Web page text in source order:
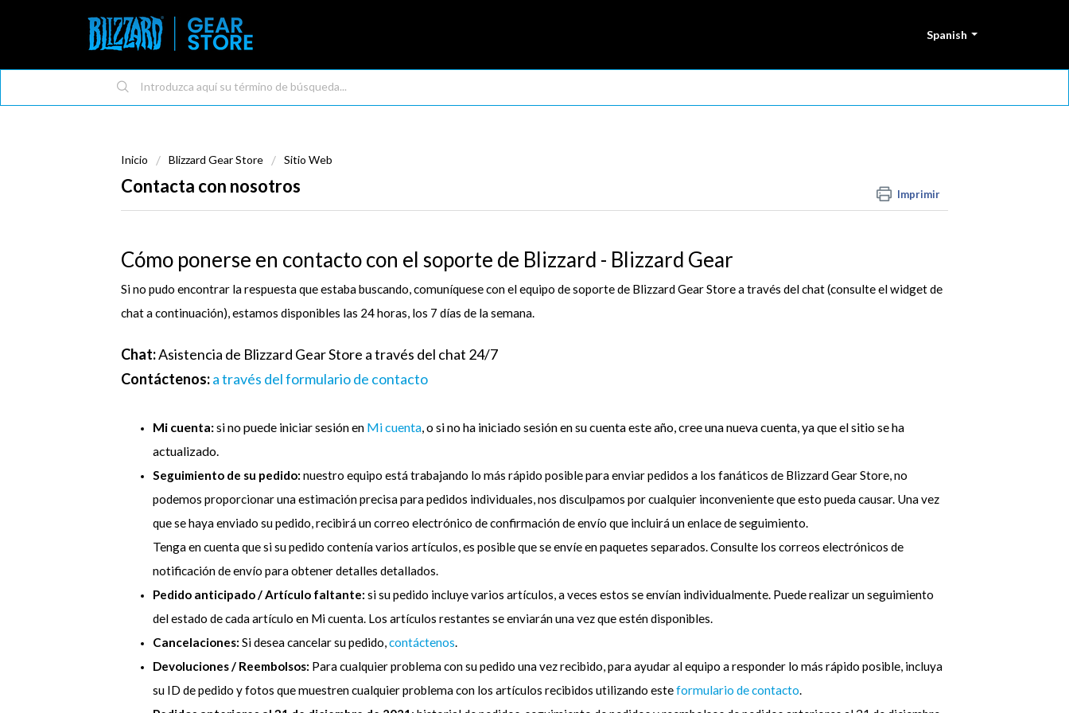
Spanish
Inicio Blizzard Gear Store Sitio Web
Contacta con nosotros Imprimir
Cómo ponerse en contacto con el soporte de Blizzard - Blizzard Gear
Si no pudo encontrar la respuesta que estaba buscando, comuníquese con el equipo de soporte de Blizzard Gear Store a través del chat (consulte el widget de
chat a continuación), estamos disponibles las 24 horas, los 7 días de la semana.
Chat:Asistencia de Blizzard Gear Store a través del chat 24/7
Contáctenos:a través del formulario de contacto
Mi cuenta:si no puede iniciar sesión en Mi cuenta , o si no ha iniciado sesión en su cuenta este año, cree una nueva cuenta, ya que el sitio se ha
actualizado.
Seguimiento de su pedido: nuestro equipo está trabajando lo más rápido posible para enviar pedidos a los fanáticos de Blizzard Gear Store, no
podemos proporcionar una estimación precisa para pedidos individuales, nos disculpamos por cualquier inconveniente que esto pueda causar. Una vez
que se haya enviado su pedido, recibirá un correo electrónico de confirmación de envío que incluirá un enlace de seguimiento.
Tenga en cuenta que si su pedido contenía varios artículos, es posible que se envíe en paquetes separados. Consulte los correos electrónicos de
notificación de envío para obtener detalles detallados.
Pedido anticipado / Artículo faltante: si su pedido incluye varios artículos, a veces estos se envían individualmente. Puede realizar un seguimiento
del estado de cada artículo en Mi cuenta. Los artículos restantes se enviarán una vez que estén disponibles.
Cancelaciones: Si desea cancelar su pedido,contáctenos.
Devoluciones / Reembolsos: Para cualquier problema con su pedido una vez recibido, para ayudar al equipo a responder lo más rápido posible, incluya
su ID de pedido y fotos que muestren cualquier problema con los artículos recibidos utilizando esteformulario de contacto.